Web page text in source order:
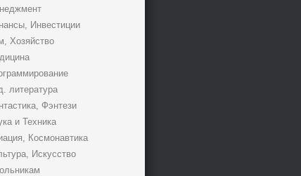
Инвестиции
Хозяйство
литература
Фэнтези
и Техника
Космонавтика
Искусство